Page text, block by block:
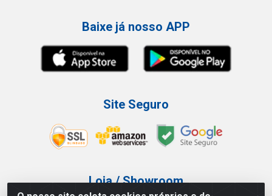
Baixe já nosso APP
Site Seguro
Loja / Showroom